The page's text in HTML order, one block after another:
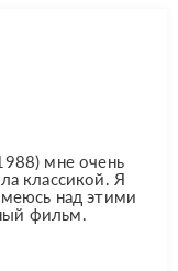
мне очень
классикой. Я
над этими
фильм.